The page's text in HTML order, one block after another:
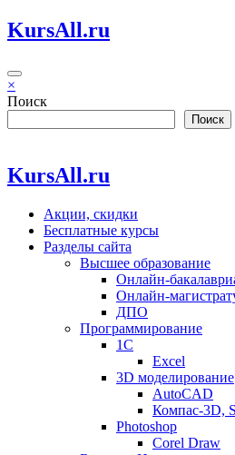
Перейти
к
KursAll.ru
×
Поиск
Поиск
KursAll.ru
Акции, скидки
Бесплатные курсы
Разделы сайта
Высшее образование
Онлайн-
Онлайн-
ДПО
Программирование
1С
Excel
3D моделирование
AutoCAD
Компас-3D,
Photoshop
Corel Draw